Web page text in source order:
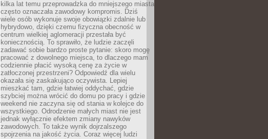
kilka lat temu przeprowadzka do mniejszego miasta
często oznaczała zawodowy kompromis. Dziś
wiele osób wykonuje swoje obowiązki zdalnie lub
hybrydowo, dzięki czemu fizyczna obecność w
centrum wielkiej aglomeracji przestała być
koniecznością. To sprawiło, że ludzie zaczęli
zadawać sobie bardzo proste pytanie: skoro mogę
pracować z dowolnego miejsca, to dlaczego mam
codziennie płacić wysoką cenę za życie w
zatłoczonej przestrzeni? Odpowiedź dla wielu
okazała się zaskakująco oczywista. Lepiej
mieszkać tam, gdzie łatwiej oddychać, gdzie
szybciej można wrócić do domu po pracy i gdzie
weekend nie zaczyna się od stania w kolejce do
wszystkiego. Odrodzenie małych miast nie jest
jednak wyłącznie efektem zmiany nawyków
zawodowych. To także wynik dojrzalszego
spojrzenia na jakość życia. Coraz więcej ludzi